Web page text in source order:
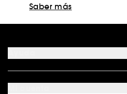
Saber más
FAQ
Formas de pago